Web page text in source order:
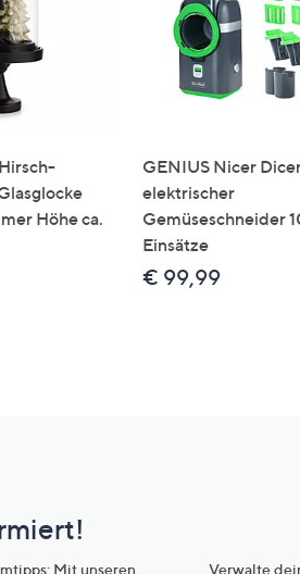
Höhe ca.
GENIUS Nicer
elektrischer
Gemüseschneider
Einsätze
€ 99,99
Mit unseren
Verwalte